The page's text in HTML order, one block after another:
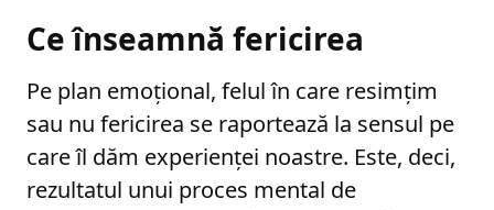
Ce înseamnă fericirea
Pe plan emoțional, felul în care resimțim
sau nu fericirea se raportează la sensul pe
care îl dăm experienței noastre. Este, deci,
rezultatul unui proces mental de